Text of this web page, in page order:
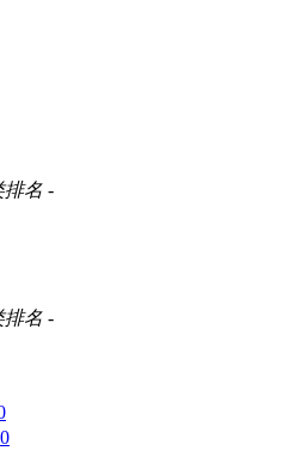
排名 -
排名 -
0